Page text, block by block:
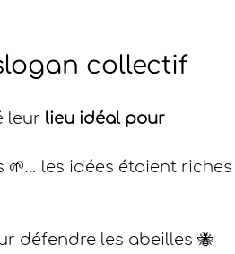
collectif
leur lieu idéal pour
🌱… les idées étaient riches
défendre les abeilles 🐝 —